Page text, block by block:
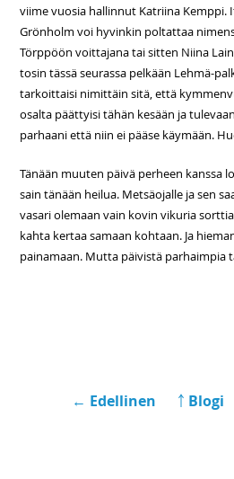
viime vuosia hallinnut Katriina Kemppi.
Grönholm voi hyvinkin poltattaa
Törppöön voittajana tai sitten Niina
tosin tässä seurassa pelkään Lehmä-
tarkoittaisi nimittäin sitä, että
osalta päättyisi tähän kesään ja
parhaani että niin ei pääse käymään.
Tänään muuten päivä perheen kanssa
sain tänään heilua. Metsäojalle ja sen
vasari olemaan vain kovin vikuria
kahta kertaa samaan kohtaan. Ja
painamaan. Mutta päivistä parhaimpia
← Edellinen ￪ Blogi